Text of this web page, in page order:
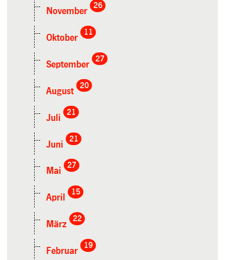
November
26
Oktober
11
September
27
August
20
Juli
21
Juni
21
Mai
27
April
15
März
22
Februar
19